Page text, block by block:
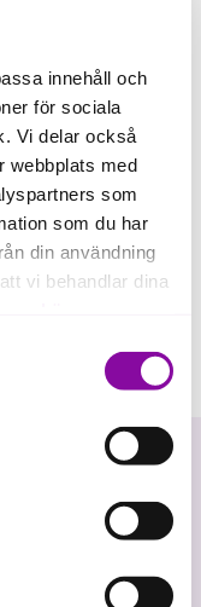
innehåll och
för sociala
Vi delar också
webbplats med
som
som du har
din användning
vi behandlar dina
av kakor
inte att ske,
för att hemsidan